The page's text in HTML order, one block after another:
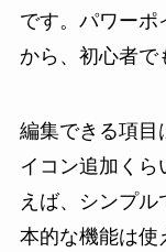
です。パワーポ
から、初心者で
編集できる項目
イコン追加く
えば、シンプ
本的な機能は使